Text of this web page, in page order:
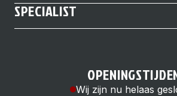
SPECIALIST
Wij zijn nu helaas